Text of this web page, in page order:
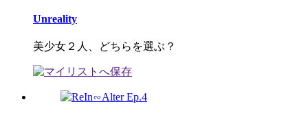
Unreality
美少女２人、どちらを選ぶ？